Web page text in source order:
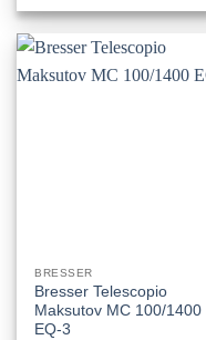
BRESSER
Bresser Telescopio
Maksutov MC 100/1400
EQ-3